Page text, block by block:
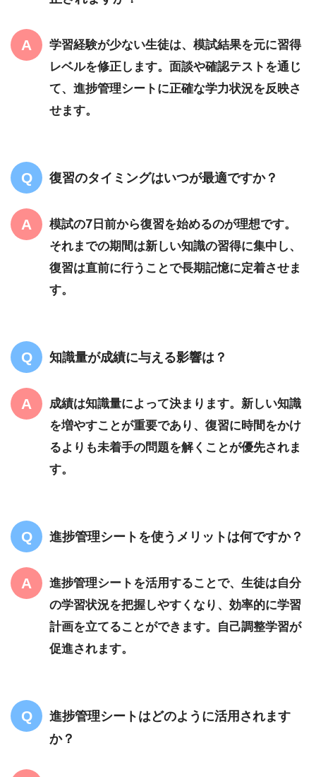
学習経験が少ない生徒は、模試結果を元に習得
レベルを修正します。面談や確認テストを通じ
て、進捗管理シートに正確な学力状況を反映さ
せます。
復習のタイミングはいつが最適ですか？
模試の7日前から復習を始めるのが理想です。
それまでの期間は新しい知識の習得に集中し、
復習は直前に行うことで長期記憶に定着させま
す。
知識量が成績に与える影響は？
成績は知識量によって決まります。新しい知識
を増やすことが重要であり、復習に時間をかけ
るよりも未着手の問題を解くことが優先されま
す。
進捗管理シートを使うメリットは何ですか？
進捗管理シートを活用することで、生徒は自分
の学習状況を把握しやすくなり、効率的に学習
計画を立てることができます。自己調整学習が
促進されます。
進捗管理シートはどのように活用されます
か？